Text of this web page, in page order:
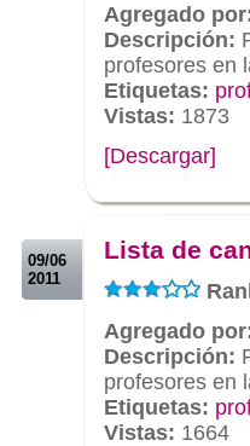
Agregado
Descripción:
profesores en
Etiquetas:
Vistas: 1873
[Descargar]
09/06
2011
Lista de
Agregado
Descripción:
profesores en
Etiquetas:
Vistas: 1664